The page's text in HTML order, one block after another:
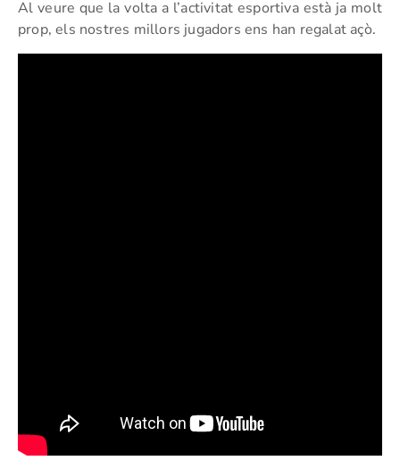
Al veure que la volta a l’activitat esportiva està ja molt
prop, els nostres millors jugadors ens han regalat açò.